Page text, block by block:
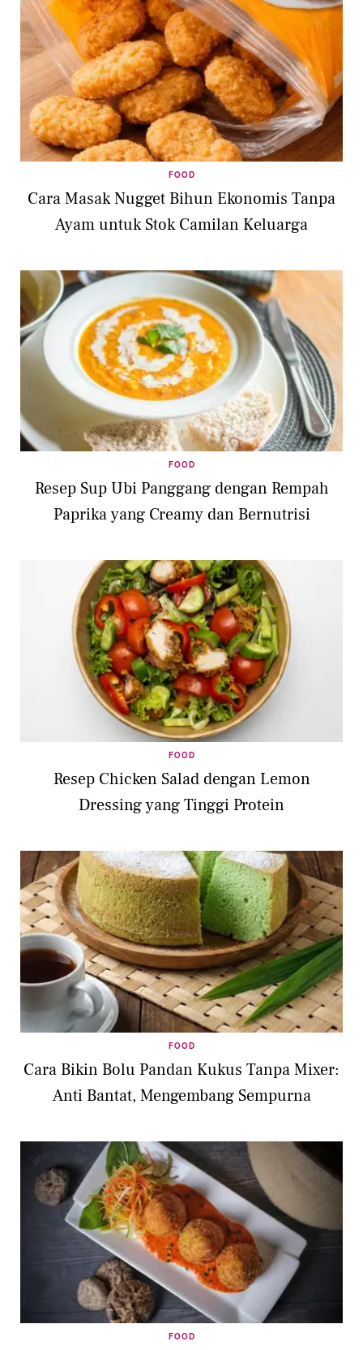
FOOD
Cara Masak Nugget Bihun Ekonomis Tanpa
Ayam untuk Stok Camilan Keluarga
FOOD
Resep Sup Ubi Panggang dengan Rempah
Paprika yang Creamy dan Bernutrisi
FOOD
Resep Chicken Salad dengan Lemon
Dressing yang Tinggi Protein
FOOD
Cara Bikin Bolu Pandan Kukus Tanpa Mixer:
Anti Bantat, Mengembang Sempurna
FOOD